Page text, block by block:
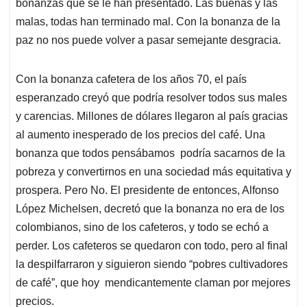
A
p
p
o
o
k
d
I
n
d
s
bonanzas que se le han presentado. Las buenas y las
malas, todas han terminado mal. Con la bonanza de la
paz no nos puede volver a pasar semejante desgracia.
Con la bonanza cafetera de los años 70, el país
esperanzado creyó que podría resolver todos sus males
y carencias. Millones de dólares llegaron al país gracias
al aumento inesperado de los precios del café. Una
bonanza que todos pensábamos podría sacarnos de la
pobreza y convertirnos en una sociedad más equitativa y
prospera. Pero No. El presidente de entonces, Alfonso
López Michelsen, decretó que la bonanza no era de los
colombianos, sino de los cafeteros, y todo se echó a
perder. Los cafeteros se quedaron con todo, pero al final
la despilfarraron y siguieron siendo “pobres cultivadores
de café”, que hoy mendicantemente claman por mejores
precios.